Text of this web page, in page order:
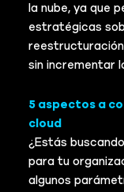
la nube, ya que
estratégicas
sin incrementar
5 aspectos a
cloud
¿Estás
para tu
algunos